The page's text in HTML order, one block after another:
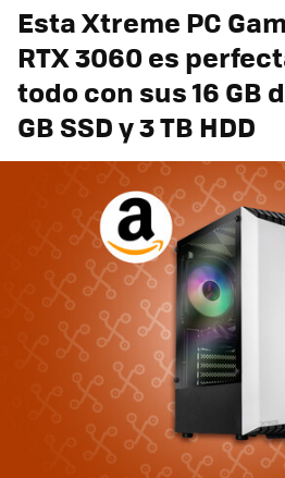
Esta Xtreme PC
RTX 3060 es
todo con sus 16 GB
GB SSD y 3 TB HDD